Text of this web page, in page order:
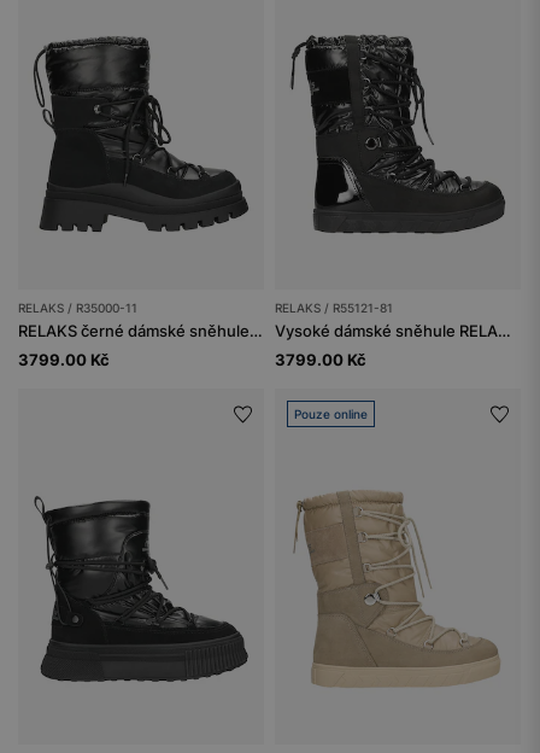
RELAKS / R35000-11
RELAKS černé dámské sněhule z kombinace kůže a ortalionu
3799.00 Kč
RELAKS / R55121-81
Vysoké dámské sněhule RELAKS v černé barvě
3799.00 Kč
Pouze online